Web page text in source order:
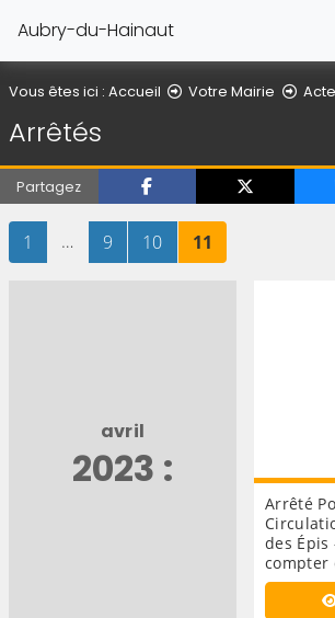
Aubry-du-Hainaut
Vous êtes ici : Accueil Votre Mairie
Arrêtés
Partagez
Page
1 sur 11
… Page
9sur 11
Page
10sur 11
Page
11
avril
2023 :
Arrêté
des Épis
compter